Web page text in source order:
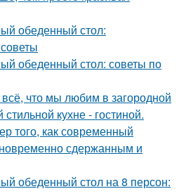
обеденный стол:
обеденный стол: советы по
что мы любим в загородной
кухне - гостиной.
того, как современный
сдержанным и
обеденный стол на 8 персон: